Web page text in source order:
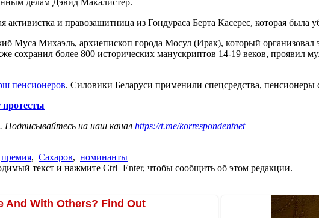
и правозащитница из Гондураса Берта Касерес, которая была
Муса Михаэль, архиепископ города Мосул (Ирак), который
сохранил более 800 исторических манускриптов 14-19 веков, проявил
пенсионеров. Силовики Беларуси применили спецсредства,
Подписывайтесь на наш канал https://t.me/korrespondentnet
премия, Сахаров, номинанты
текст и нажмите Ctrl+Enter, чтобы сообщить об этом редакции.